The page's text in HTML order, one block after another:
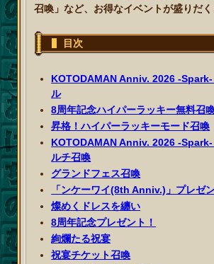
召喚」など、お得なイベントが盛りだく
目次
KOTODAMAN Anniv. 2026 -Spark-
ル
8周年記念ハイパーラッキー無料召
昇格！ハイパーラッキーモード召喚
KOTODAMAN Anniv. 2026 -Spark-
ルチ召喚
グランドフェス召喚
「ンケーワイ(8th Anniv.)」プレゼ
燦めくドレスを纏い
8周年記念プレゼント！
絢爛たる祝宴
祝宴チケット召喚